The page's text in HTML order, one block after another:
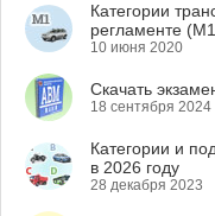
Категории
регламенте
10 июня 2020
Скачать
18 сентября 2024
Категории и
в 2026 году
28 декабря 2023